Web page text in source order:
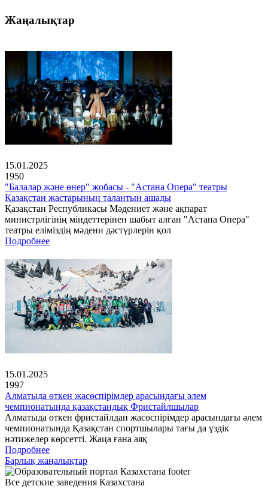
Жаңалықтар
15.01.2025
1950
"Балалар және өнер" жобасы - "Астана Опера" театры
Қазақстан жастарының талантын ашады
Қазақстан Республикасы Мәдениет және ақпарат
министрлігінің міндеттерінен шабыт алған "Астана Опера"
театры еліміздің мәдени дәстүрлерін қол
Подробнее
15.01.2025
1997
Алматыда өткен жасөспірімдер арасындағы әлем
чемпионатында қазақстандық Фристайлшылар
Алматыда өткен фристайлдан жасөспірімдер арасындағы әлем
чемпионатында Қазақстан спортшылары тағы да үздік
нәтижелер көрсетті. Жаңа ғана аяқ
Подробнее
Барлық жаңалықтар
Все детские заведения Казахстана